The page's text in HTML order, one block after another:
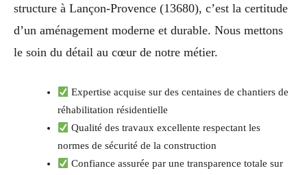
structure à Lançon-Provence (13680), c’est la certitude
d’un aménagement moderne et durable. Nous mettons
le soin du détail au cœur de notre métier.
Expertise acquise sur des centaines de chantiers de
réhabilitation résidentielle
Qualité des travaux excellente respectant les
normes de sécurité de la construction
Confiance assurée par une transparence totale sur